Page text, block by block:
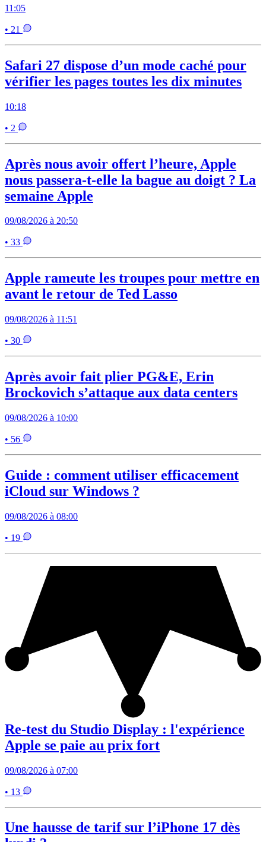
11:05
• 21
Safari 27 dispose d’un mode caché pour
vérifier les pages toutes les dix minutes
10:18
• 2
Après nous avoir offert l’heure, Apple
nous passera-t-elle la bague au doigt ? La
semaine Apple
09/08/2026 à 20:50
• 33
Apple rameute les troupes pour mettre en
avant le retour de Ted Lasso
09/08/2026 à 11:51
• 30
Après avoir fait plier PG&E, Erin
Brockovich s’attaque aux data centers
09/08/2026 à 10:00
• 56
Guide : comment utiliser efficacement
iCloud sur Windows ?
09/08/2026 à 08:00
• 19
Re-test du Studio Display : l'expérience
Apple se paie au prix fort
09/08/2026 à 07:00
• 13
Une hausse de tarif sur l’iPhone 17 dès